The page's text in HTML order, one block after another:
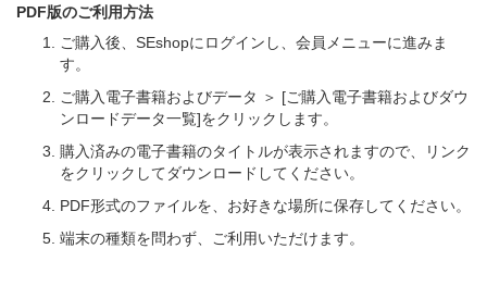
PDF版のご利用方法
ご購入後、SEshopにログインし、会員メニューに進みま
す。
ご購入電子書籍およびデータ ＞ [ご購入電子書籍およびダウ
ンロードデータ一覧]をクリックします。
購入済みの電子書籍のタイトルが表示されますので、リンク
をクリックしてダウンロードしてください。
PDF形式のファイルを、お好きな場所に保存してください。
端末の種類を問わず、ご利用いただけます。